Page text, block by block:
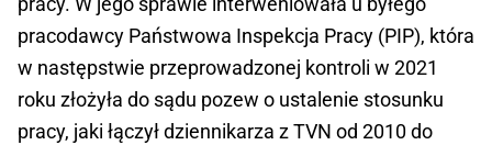
pracodawcy Państwowa Inspekcja Pracy (PIP), która
w następstwie przeprowadzonej kontroli w 2021
roku złożyła do sądu pozew o ustalenie stosunku
pracy, jaki łączył dziennikarza z TVN od 2010 do